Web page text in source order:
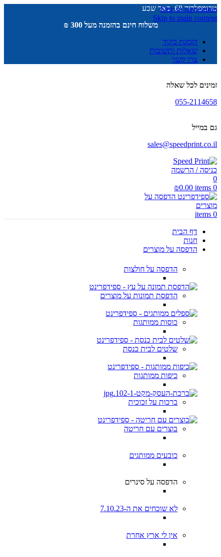
Skip to navigation
Skip to main content
טרומפלדור 68, באר שבע
משלוח חינם בהזמנה מעל 300 ₪
הזמנת ביגוד
שאלות ותשובות
צרו קשר
זמינים לכל שאלה
055-2114658
גם במייל
sales@speedprint.co.il
כניסה / הרשמה
0
0
items
₪0.00
0
items
דף הבית
חנות
הדפסה על מוצרים
הדפסה על חולצות
הדפסת תמונות על מוצרים
כוסות ממותגות
שלטים לבית כנסת
כיפות ממותגות
ברכות על זכוכית
בוצרים עם חריטה
כובעים ממותגים
הדפסה על סינרים
לא שוכחים את ה-7.10.23
אין לי ארץ אחרת